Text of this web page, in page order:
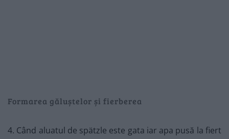
Formarea găluștelor și fierberea
4. Când aluatul de spätzle este gata iar apa pusă la fiert